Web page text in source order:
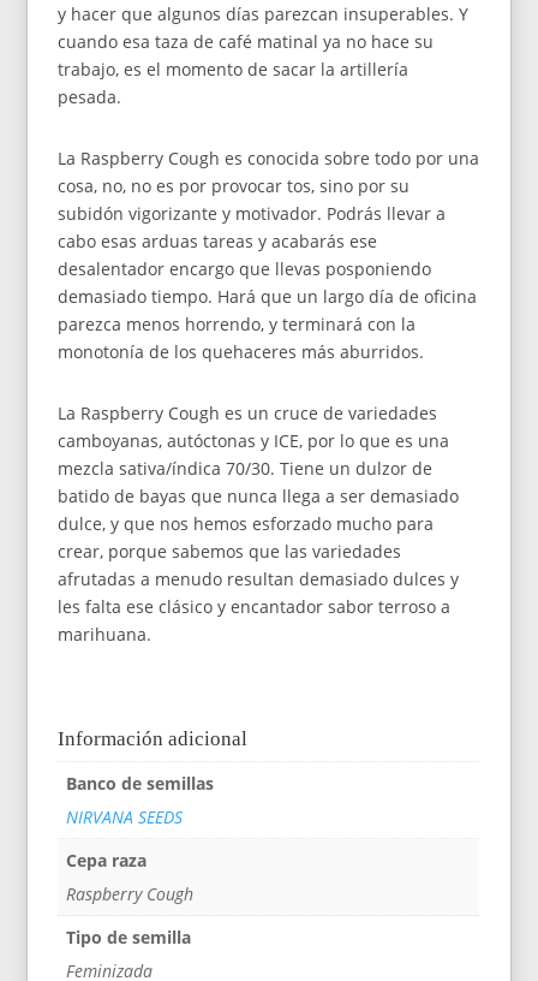
y hacer que algunos días parezcan insuperables. Y
cuando esa taza de café matinal ya no hace su
trabajo, es el momento de sacar la artillería
pesada.
La Raspberry Cough es conocida sobre todo por una
cosa, no, no es por provocar tos, sino por su
subidón vigorizante y motivador. Podrás llevar a
cabo esas arduas tareas y acabarás ese
desalentador encargo que llevas posponiendo
demasiado tiempo. Hará que un largo día de oficina
parezca menos horrendo, y terminará con la
monotonía de los quehaceres más aburridos.
La Raspberry Cough es un cruce de variedades
camboyanas, autóctonas y ICE, por lo que es una
mezcla sativa/índica 70/30. Tiene un dulzor de
batido de bayas que nunca llega a ser demasiado
dulce, y que nos hemos esforzado mucho para
crear, porque sabemos que las variedades
afrutadas a menudo resultan demasiado dulces y
les falta ese clásico y encantador sabor terroso a
marihuana.
Información adicional
Banco de semillas
NIRVANA SEEDS
Cepa raza
Raspberry Cough
Tipo de semilla
Feminizada